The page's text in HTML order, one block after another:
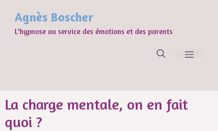
Agnès Boscher
L'hypnose au service des émotions et des parents
La charge mentale, on en fait
quoi ?​